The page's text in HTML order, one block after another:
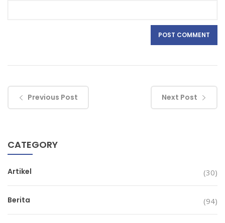
Previous Post Next Post
CATEGORY
Artikel (30)
Berita (94)